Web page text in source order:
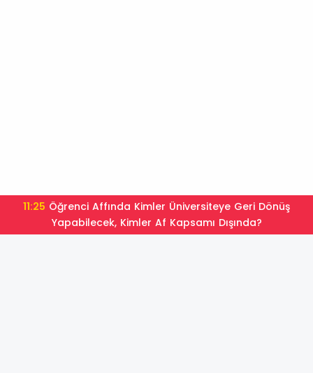
11:25
Yapabilecek, Kimler Af Kapsamı Dışında?